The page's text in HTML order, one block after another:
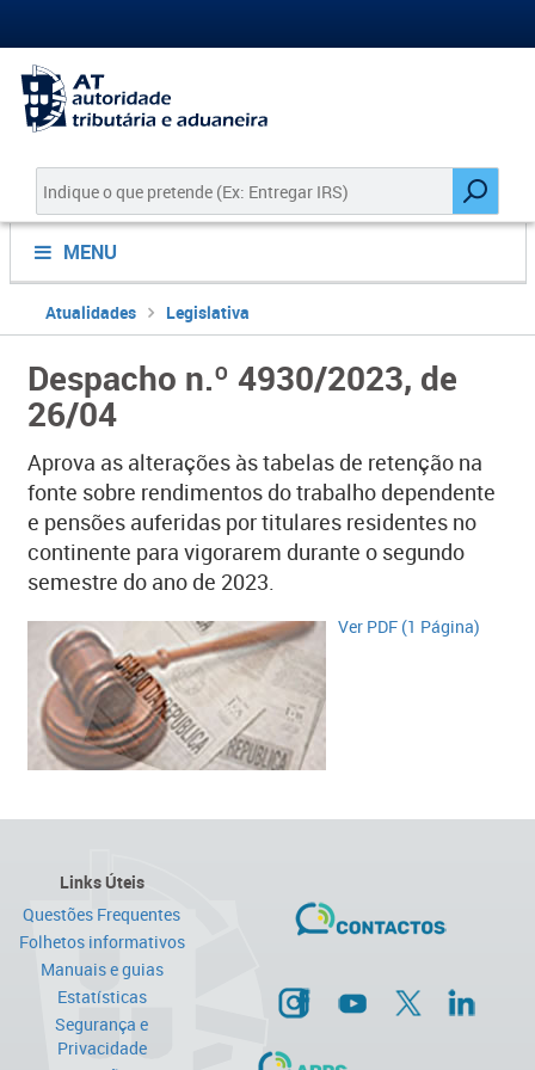
MENU
Atualidades Legislativa
Despacho n.º 4930/2023, de
26/04
Aprova as alterações às tabelas de retenção na
fonte sobre rendimentos do trabalho dependente
e pensões auferidas por titulares residentes no
continente para vigorarem durante o segundo
semestre do ano de 2023.
Ver PDF (1 Página)
Links Úteis
Questões Frequentes
Folhetos informativos
Manuais e guias
Estatísticas
Segurança e
Privacidade